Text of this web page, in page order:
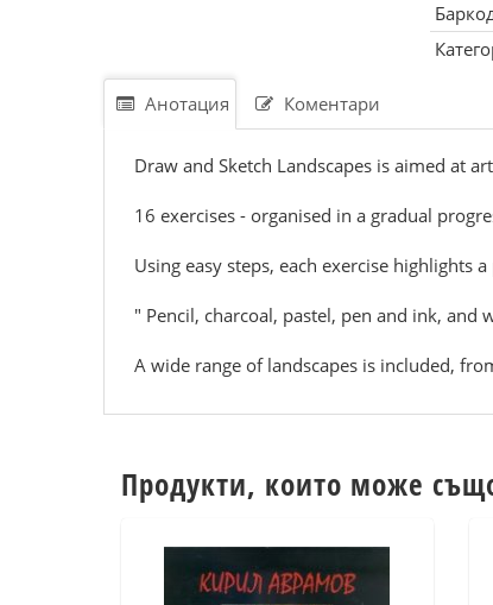
Анотация Коментари
Draw and Sketch Landscapes is aimed at
16 exercises - organised in a gradual
Using easy steps, each exercise
" Pencil, charcoal, pastel, pen and ink,
A wide range of landscapes is included,
Продукти, които може